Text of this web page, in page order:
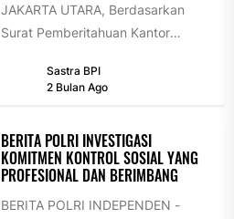
JAKARTA UTARA, Berdasarkan
Surat Pemberitahuan Kantor
Daerah Khusus Jakarta Nomor
Sastra BPI
2 Bulan Ago
BERITA POLRI INVESTIGASI
KOMITMEN KONTROL SOSIAL YANG
PROFESIONAL DAN BERIMBANG
BERITA POLRI INDEPENDEN -